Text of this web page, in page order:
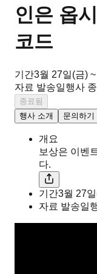
인은 옵
코드
기간3월 27일(금)
자료 발송일행사
종료됨
행사 소개
문의하기
개요
보상은 이벤
다.
기간3월 27
자료 발송일